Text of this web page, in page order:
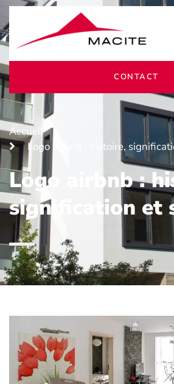
CONTACT
Accueil
Logo airbnb : histoire,
Logo airbnb :
signification et